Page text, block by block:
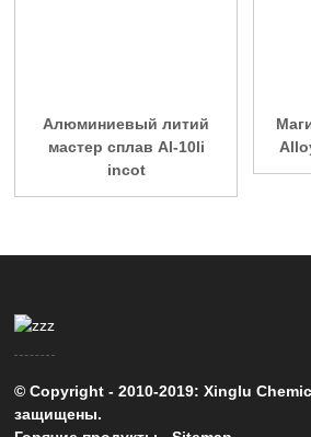
Алюминиевый литий
мастер сплав Al-10li
incot
© Copyright - 2010-2019: Xinglu
защищены.